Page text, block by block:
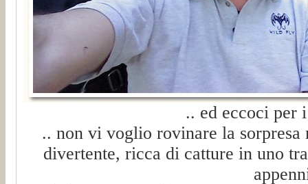
.. ed eccoci per
.. non vi voglio rovinare la sorpresa
divertente, ricca di catture in uno